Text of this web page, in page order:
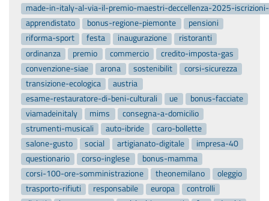
made-in-italy-al-via-il-premio-maestri-deccellenza-2025-
apprendistato
bonus-regione-piemonte
pensioni
riforma-sport
festa inaugurazione
ristoranti
ordinanza
premio commercio
credito-imposta-gas
convenzione-siae
arona sostenibilit
corsi-sicurezza
transizione-ecologica
austria
esame-restauratore-di-beni-culturali
ue
bonus-facciate
viamadeinitaly
mims
consegna-a-domicilio
strumenti-musicali
auto-ibride
caro-bollette
salone-gusto
social artigianato-digitale
impresa-40
questionario
corso-inglese
bonus-mamma
corsi-100-ore-somministrazione
theonemilano
oleggio
trasporto-rifiuti
responsabile europa
controlli